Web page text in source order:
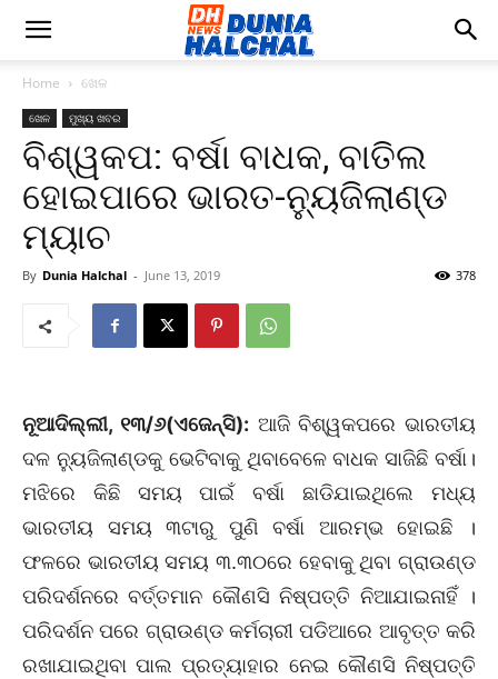
Home ଖେଳ
ଖେଳ ମୁଖ୍ୟ ଖବର
ବିଶ୍ୱକପ: ବର୍ଷା ବାଧକ, ବାତିଲ
ହୋଇପାରେ ଭାରତ-ନ୍ୟୁଜିଲାଣ୍ଡ
ମ୍ୟାଚ
By Dunia Halchal - June 13, 2019 378
ନୂଆଦିଲ୍ଲୀ, ୧୩/୬(ଏଜେନ୍ସି): ଆଜି ବିଶ୍ୱକପରେ ଭାରତୀୟ
ଦଳ ନ୍ୟୁଜିଲାଣ୍ଡକୁ ଭେଟିବାକୁ ଥିବାବେଳେ ବାଧକ ସାଜିଛି ବର୍ଷା।
ମଝିରେ କିଛି ସମୟ ପାଇଁ ବର୍ଷା ଛାଡିଯାଇଥିଲେ ମଧ୍ୟ
ଭାରତୀୟ ସମୟ ୩ଟାରୁ ପୁଣି ବର୍ଷା ଆରମ୍ଭ ହୋଇଛି ।
ଫଳରେ ଭାରତୀୟ ସମୟ ୩.୩୦ରେ ହେବାକୁ ଥିବା ଗ୍ରାଉଣ୍ଡ
ପରିଦର୍ଶନରେ ବର୍ତ୍ତମାନ କୌଣସି ନିଷ୍ପତ୍ତି ନିଆଯାଇନାହିଁ ।
ପରିଦର୍ଶନ ପରେ ଗ୍ରାଉଣ୍ଡ କର୍ମଚାରୀ ପଡିଆରେ ଆବୃତ୍ତ କରି
ରଖାଯାଇଥିବା ପାଲ ପ୍ରତ୍ୟାହାର ନେଇ କୌଣସି ନିଷ୍ପତ୍ତି